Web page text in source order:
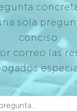
sola
conciso.
correo las